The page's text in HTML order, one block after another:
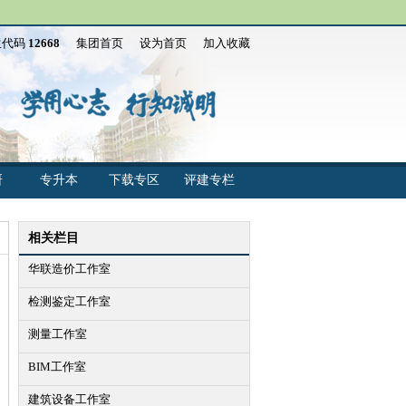
代码12668 集团首页 设为首页 加入收藏
专升本 下载专区 评建专栏
相关栏目
华联造价工作室
检测鉴定工作室
测量工作室
BIM工作室
建筑设备工作室